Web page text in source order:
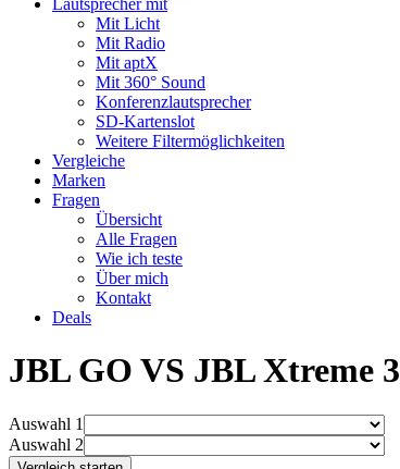
Lautsprecher mit
Mit Licht
Mit Radio
Mit aptX
Mit 360° Sound
Konferenzlautsprecher
SD-Kartenslot
Weitere Filtermöglichkeiten
Vergleiche
Marken
Fragen
Übersicht
Alle Fragen
Wie ich teste
Über mich
Kontakt
Deals
JBL GO VS JBL Xtreme 3
Auswahl 1
Auswahl 2